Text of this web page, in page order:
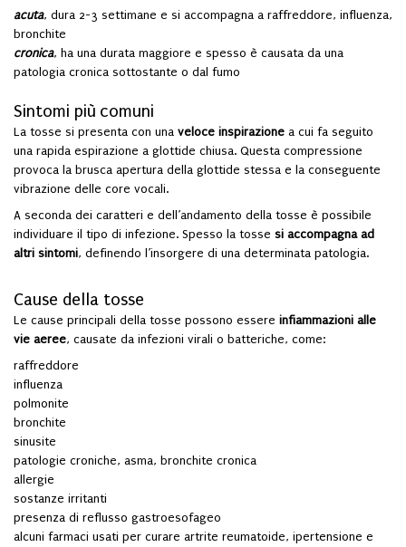
acuta, dura 2-3 settimane e si accompagna a raffreddore, influenza,
bronchite
cronica, ha una durata maggiore e spesso è causata da una
patologia cronica sottostante o dal fumo
Sintomi più comuni
La tosse si presenta con una veloce inspirazione a cui fa seguito
una rapida espirazione a glottide chiusa. Questa compressione
provoca la brusca apertura della glottide stessa e la conseguente
vibrazione delle core vocali.
A seconda dei caratteri e dell’andamento della tosse è possibile
individuare il tipo di infezione. Spesso la tosse si accompagna ad
altri sintomi, definendo l’insorgere di una determinata patologia.
Cause della tosse
Le cause principali della tosse possono essere infiammazioni alle
vie aeree, causate da infezioni virali o batteriche, come:
raffreddore
influenza
polmonite
bronchite
sinusite
patologie croniche, asma, bronchite cronica
allergie
sostanze irritanti
presenza di reflusso gastroesofageo
alcuni farmaci usati per curare artrite reumatoide, ipertensione e